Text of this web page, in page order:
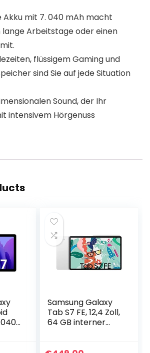
Akku mit 7. 040 mAh macht
Arbeitstage oder einen
flüssigem Gaming und
sind Sie auf jede Situation
Sound, der Ihr
intensivem Hörgenuss
Samsung Galaxy
Tab S7 FE, 12,4 Zoll,
64 GB interner